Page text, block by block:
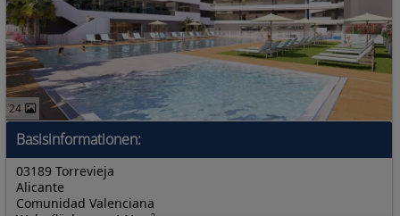
24
Basisinformationen:
03189 Torrevieja
Alicante
Comunidad Valenciana